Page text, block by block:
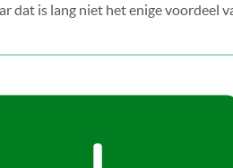
dat is lang niet het enige voordeel